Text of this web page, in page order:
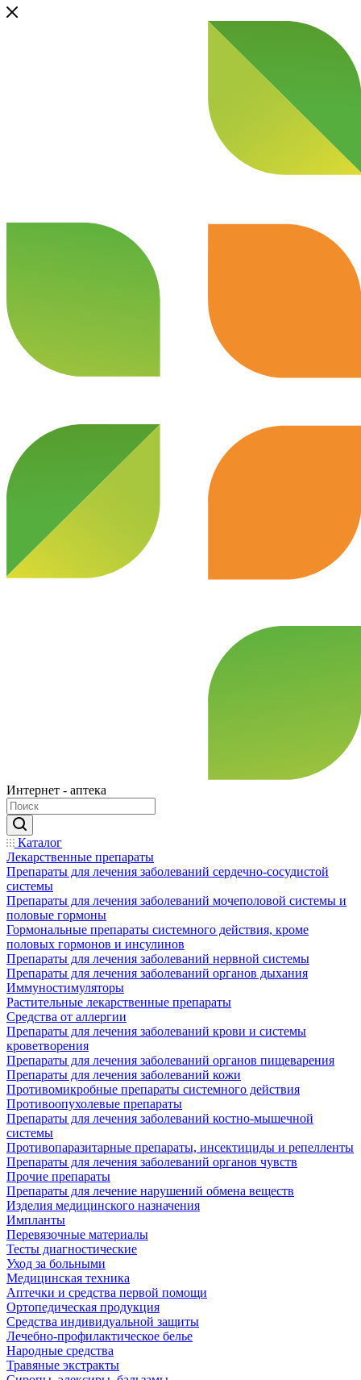
Интернет - аптека
Каталог
Лекарственные препараты
Препараты для лечения заболеваний сердечно-сосудистой
системы
Препараты для лечения заболеваний мочеполовой системы и
половые гормоны
Гормональные препараты системного действия, кроме
половых гормонов и инсулинов
Препараты для лечения заболеваний нервной системы
Препараты для лечения заболеваний органов дыхания
Иммуностимуляторы
Растительные лекарственные препараты
Средства от аллергии
Препараты для лечения заболеваний крови и системы
кроветворения
Препараты для лечения заболеваний органов пищеварения
Препараты для лечения заболеваний кожи
Противомикробные препараты системного действия
Противоопухолевые препараты
Препараты для лечения заболеваний костно-мышечной
системы
Противопаразитарные препараты, инсектициды и репелленты
Препараты для лечения заболеваний органов чувств
Прочие препараты
Препараты для лечение нарушений обмена веществ
Изделия медицинского назначения
Импланты
Перевязочные материалы
Тесты диагностические
Уход за больными
Медицинская техника
Аптечки и средства первой помощи
Ортопедическая продукция
Средства индивидуальной защиты
Лечебно-профилактическое белье
Народные средства
Травяные экстракты